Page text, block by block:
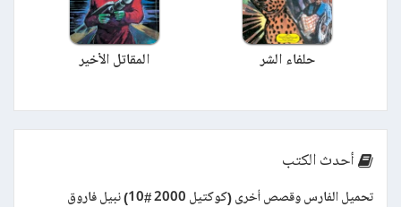
حلفاء الشر المقاتل الأخير
أحدث الكتب
تحميل الفارس وقصص أخرى (كوكتيل 2000 #10) نبيل فاروق